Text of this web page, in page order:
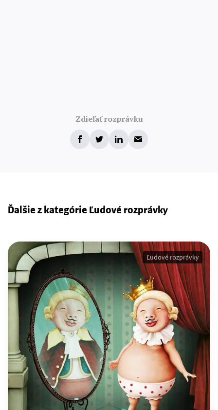
Zdieľať rozprávku
Ďalšie z kategórie Ľudové rozprávky
Ľudové rozprávky